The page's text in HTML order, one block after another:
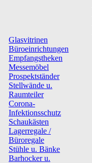
Glasvitrinen
Büroeinrichtungen
Empfangstheken
Messemöbel
Prospektständer
Stellwände u.
Raumteiler
Corona-
Infektionsschutz
Schaukästen
Lagerregale /
Büroregale
Stühle u. Bänke
Barhocker u.